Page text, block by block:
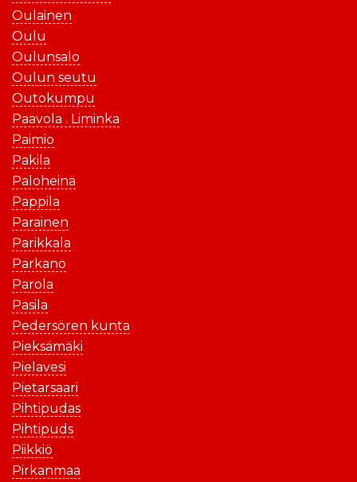
Oulainen
Oulu
Oulunsalo
Oulun seutu
Outokumpu
Paavola . Liminka
Paimio
Pakila
Paloheinä
Pappila
Parainen
Parikkala
Parkano
Parola
Pasila
Pedersören kunta
Pieksämäki
Pielavesi
Pietarsaari
Pihtipudas
Pihtipuds
Piikkiö
Pirkanmaa